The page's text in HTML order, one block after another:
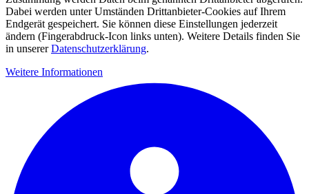
Dabei werden unter Umständen Drittanbieter-Cookies auf Ihrem
Endgerät gespeichert. Sie können diese Einstellungen jederzeit
ändern (Fingerabdruck-Icon links unten). Weitere Details finden Sie
in unsererDatenschutzerklärung.
Weitere Informationen